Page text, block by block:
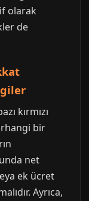
olarak
de
kırmızı
bir
net
ek ücret
Ayrıca,